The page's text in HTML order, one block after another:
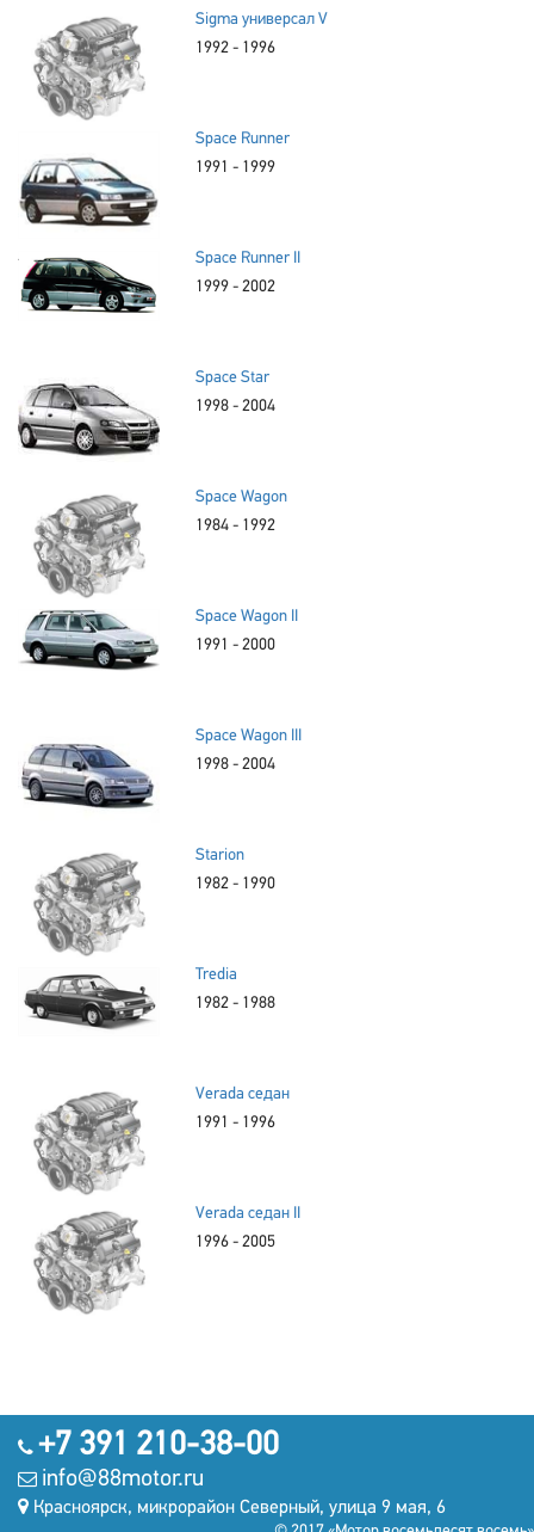
Sigma универсал V
1992 - 1996
Space Runner
1991 - 1999
Space Runner II
1999 - 2002
Space Star
1998 - 2004
Space Wagon
1984 - 1992
Space Wagon II
1991 - 2000
Space Wagon III
1998 - 2004
Starion
1982 - 1990
Tredia
1982 - 1988
Verada седан
1991 - 1996
Verada седан II
1996 - 2005
+7 391 210-38-00
info@88motor.ru
Красноярск, микрорайон Северный, улица 9 мая, 6